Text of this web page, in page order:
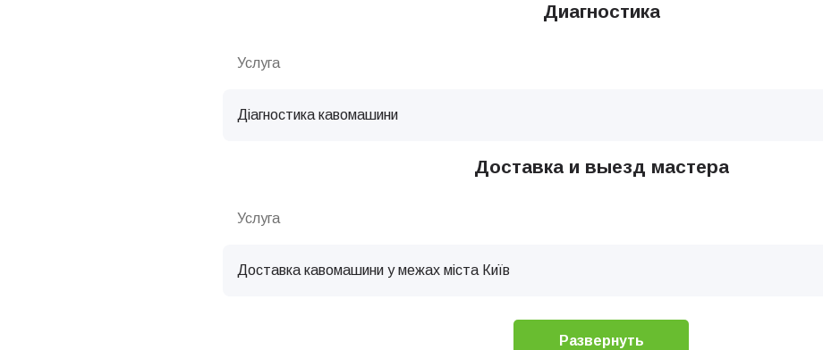
Диагностика
Услуга
Діагностика кавомашини
Доставка и выезд мастера
Услуга
Доставка кавомашини у межах міста Київ
Обслуживание кофемашин
Развернуть